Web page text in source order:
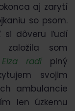
aj zarytí
so psom.
si dôveru ľudí
som
Elza radíplný
svojim
ambulancie
len úzkemu